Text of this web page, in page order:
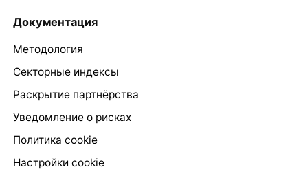
Документация
Методология
Секторные индексы
Раскрытие партнёрства
Уведомление о рисках
Политика cookie
Настройки cookie